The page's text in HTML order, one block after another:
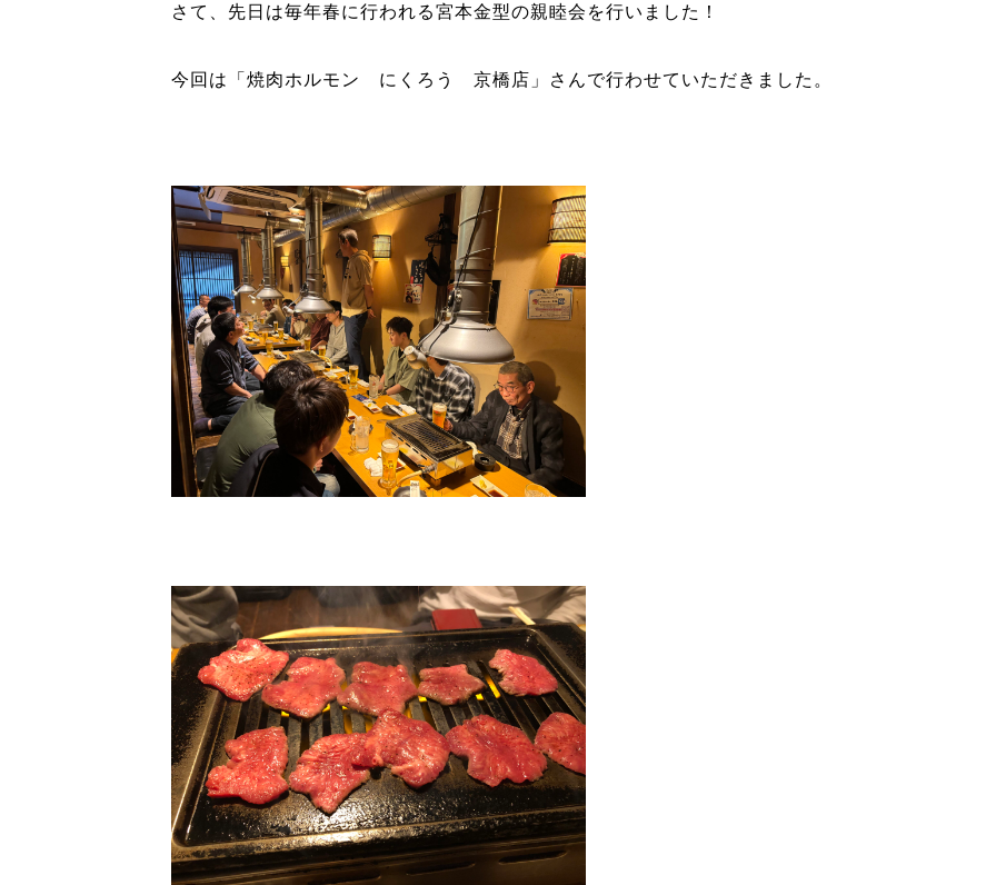
さて、先日は毎年春に行われる宮本金型の親睦会を行いました！
今回は「焼肉ホルモン にくろう 京橋店」さんで行わせていただきました。